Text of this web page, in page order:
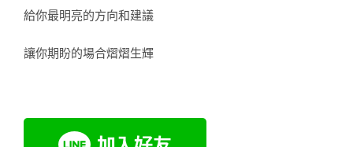
給你最明亮的方向和建議
讓你期盼的場合熠熠生輝